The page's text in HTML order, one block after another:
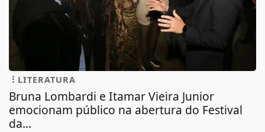
LITERATURA
Bruna Lombardi e Itamar Vieira Junior
emocionam público na abertura do Festival
da...